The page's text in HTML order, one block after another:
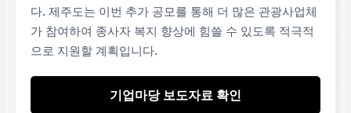
다. 제주도는 이번 추가 공모를 통해 더 많은 관광사업체
가 참여하여 종사자 복지 향상에 힘쓸 수 있도록 적극적
으로 지원할 계획입니다.
기업마당 보도자료 확인